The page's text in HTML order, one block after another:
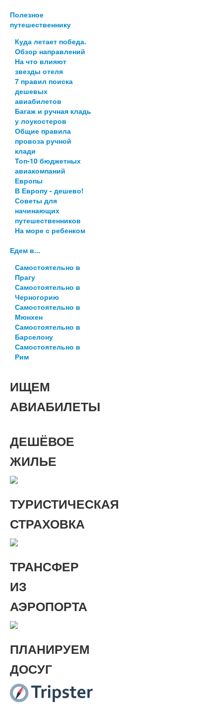
Полезное
путешественнику
Куда летает победа.
Обзор направлений
На что влияют
звезды отеля
7 правил поиска
дешевых
авиабилетов
Багаж и ручная кладь
у лоукостеров
Общие правила
провоза ручной
клади
Топ-10 бюджетных
авиакомпаний
Европы
В Европу - дешево!
Советы для
начинающих
путешественников
На море с ребенком
Едем в...
Самостоятельно в
Прагу
Самостоятельно в
Черногорию
Самостоятельно в
Мюнхен
Самостоятельно в
Барселону
Самостоятельно в
Рим
ИЩЕМ
АВИАБИЛЕТЫ
ДЕШЁВОЕ
ЖИЛЬЕ
ТУРИСТИЧЕСКАЯ
СТРАХОВКА
ТРАНСФЕР
ИЗ
АЭРОПОРТА
ПЛАНИРУЕМ
ДОСУГ